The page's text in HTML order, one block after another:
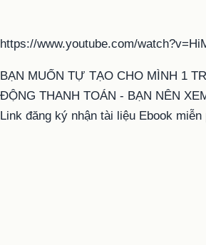
https://www.youtube.com/
BẠN MUỐN TỰ TẠO CHO MÌNH 1
ĐỘNG THANH TOÁN - BẠN NÊN
Link đăng ký nhận tài liệu Ebook miễn